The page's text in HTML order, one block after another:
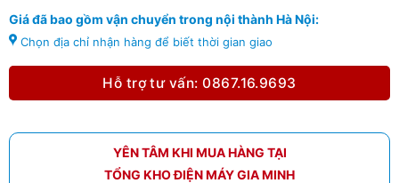
Giá đã bao gồm vận chuyển trong nội thành Hà Nội:
Chọn địa chỉ nhận hàng để biết thời gian giao
Hỗ trợ tư vấn: 0867.16.9693
YÊN TÂM KHI MUA HÀNG TẠI
TỔNG KHO ĐIỆN MÁY GIA MINH